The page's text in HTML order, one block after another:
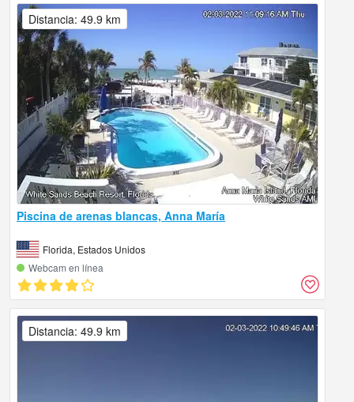
Piscina de arenas blancas, Anna María
Florida, Estados Unidos
Webcam en línea
Distancia: 49.9 km
Distancia: 49.9 km